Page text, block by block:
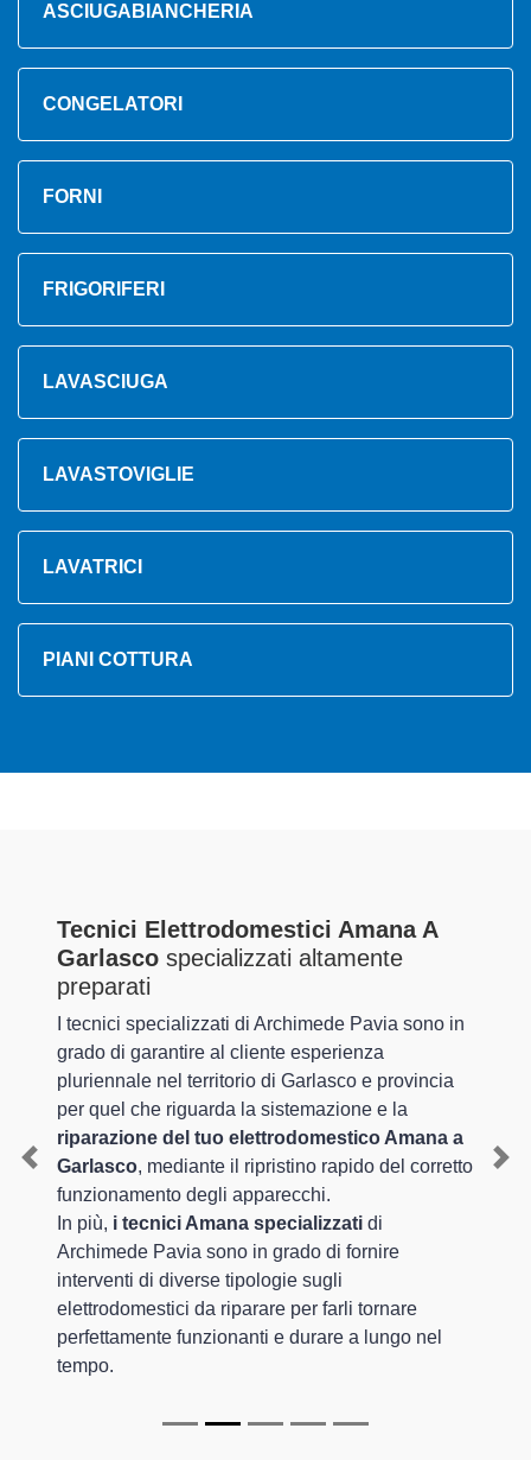
ASCIUGABIANCHERIA
CONGELATORI
FORNI
FRIGORIFERI
LAVASCIUGA
LAVASTOVIGLIE
LAVATRICI
PIANI COTTURA
Tecnici Elettrodomestici Amana A
Garlasco specializzati altamente
preparati
I tecnici specializzati di Archimede Pavia sono in
grado di garantire al cliente esperienza
pluriennale nel territorio di Garlasco e provincia
per quel che riguarda la sistemazione e la
riparazione del tuo elettrodomestico Amana a
Garlasco, mediante il ripristino rapido del corretto
funzionamento degli apparecchi.
In più, i tecnici Amana specializzati di
Archimede Pavia sono in grado di fornire
interventi di diverse tipologie sugli
elettrodomestici da riparare per farli tornare
perfettamente funzionanti e durare a lungo nel
tempo.
Previous